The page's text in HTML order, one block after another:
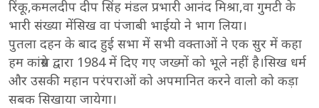
रिंकू,कमलदीप दीप सिंह मंडल प्रभारी आनंद मिश्रा,वा गुमटी के
भारी संख्या मेंसिख वा पंजाबी भाईयो ने भाग लिया।
पुतला दहन के बाद हुई सभा में सभी वक्ताओं ने एक सुर में कहा
हम कांग्रेस द्वारा 1984 में दिए गए जख्मों को भूले नहीं है।सिख धर्म
और उसकी महान परंपराओं को अपमानित करने वालो को कड़ा
सबक सिखाया जायेगा।